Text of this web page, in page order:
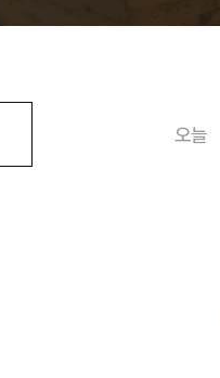
오늘